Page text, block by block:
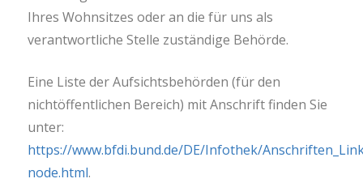
Ihres Wohnsitzes oder an die für uns als
verantwortliche Stelle zuständige Behörde.
Eine Liste der Aufsichtsbehörden (für den
nichtöffentlichen Bereich) mit Anschrift finden Sie
unter:
https://www.bfdi.bund.de/DE/Infothek/
node.html.